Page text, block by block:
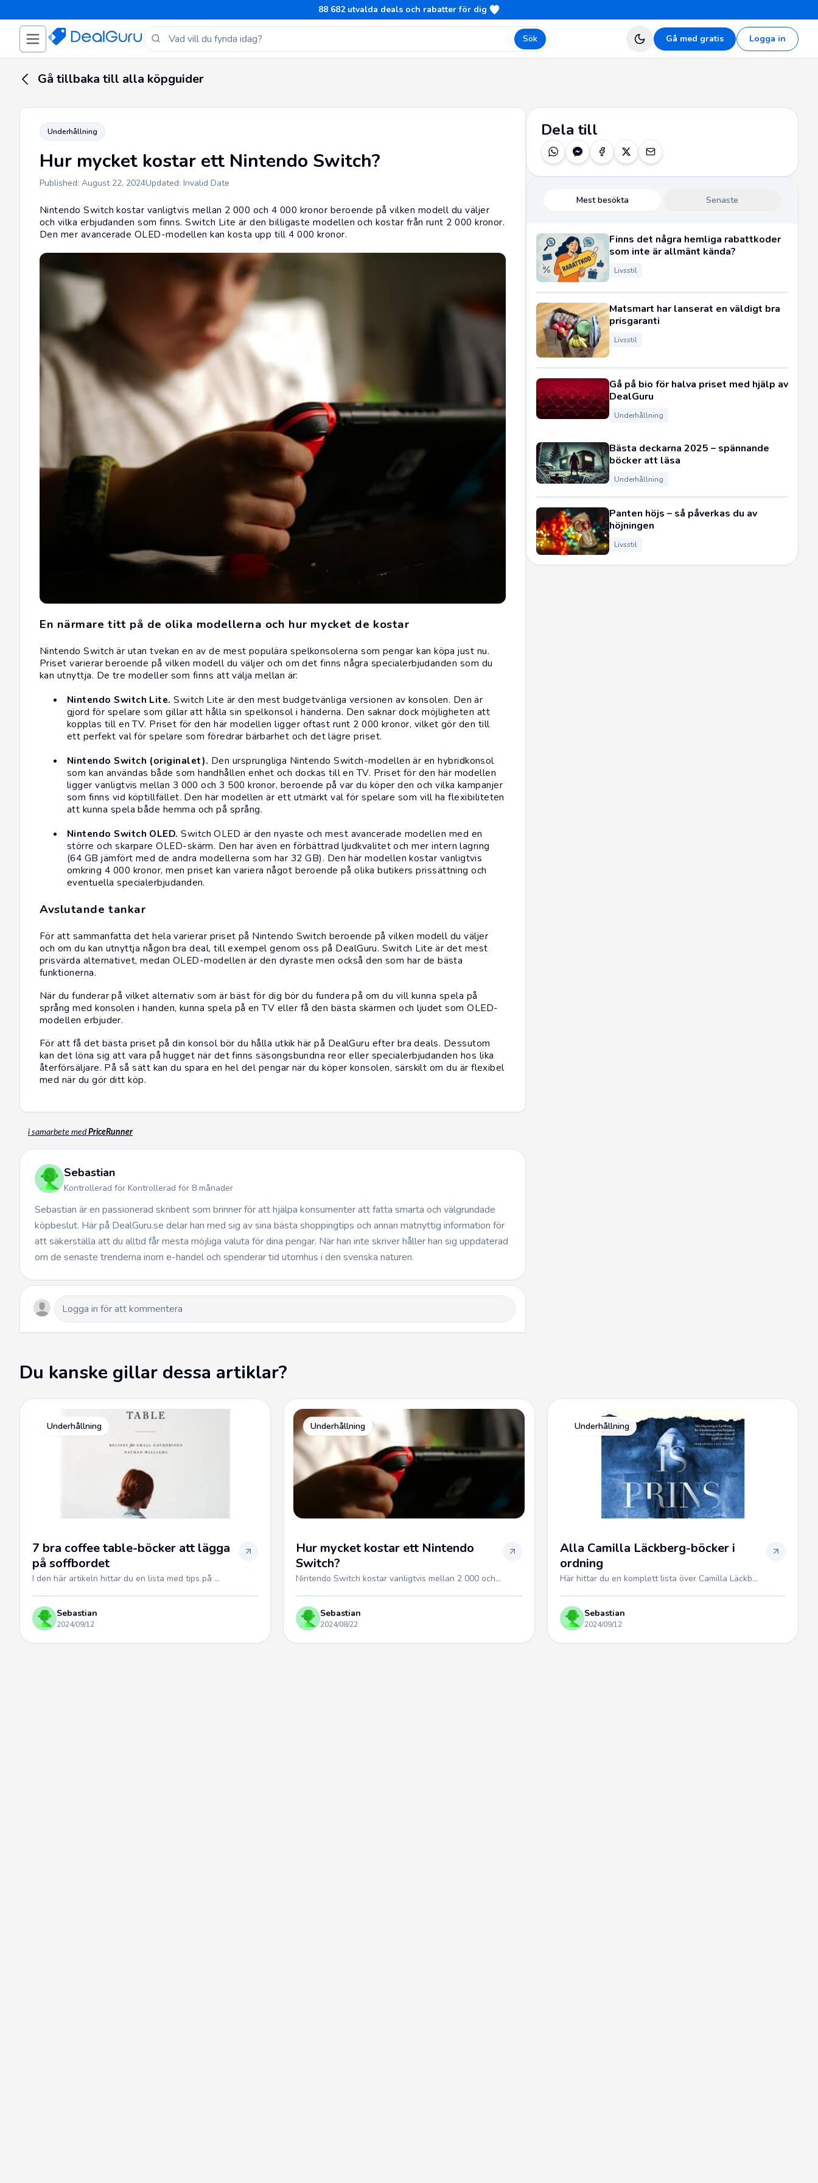
88 682 utvalda deals och rabatter för dig
Sök Gå med gratis Logga in
Gå tillbaka till alla köpguider
Underhållning
Hur mycket kostar ett Nintendo Switch?
Published: August 22, 2024Updated: Invalid Date
Nintendo Switch kostar vanligtvis mellan 2 000 och 4 000 kronor beroende på vilken modell du väljer
och vilka erbjudanden som finns. Switch Lite är den billigaste modellen och kostar från runt 2 000 kronor.
Den mer avancerade OLED-modellen kan kosta upp till 4 000 kronor.
En närmare titt på de olika modellerna och hur mycket de kostar
Nintendo Switch är utan tvekan en av de mest populära spelkonsolerna som pengar kan köpa just nu.
Priset varierar beroende på vilken modell du väljer och om det finns några specialerbjudanden som du
kan utnyttja. De tre modeller som finns att välja mellan är:
Nintendo Switch Lite. Switch Lite är den mest budgetvänliga versionen av konsolen. Den är
gjord för spelare som gillar att hålla sin spelkonsol i händerna. Den saknar dock möjligheten att
kopplas till en TV. Priset för den här modellen ligger oftast runt 2 000 kronor, vilket gör den till
ett perfekt val för spelare som föredrar bärbarhet och det lägre priset.
Nintendo Switch (originalet). Den ursprungliga Nintendo Switch-modellen är en hybridkonsol
som kan användas både som handhållen enhet och dockas till en TV. Priset för den här modellen
ligger vanligtvis mellan 3 000 och 3 500 kronor, beroende på var du köper den och vilka kampanjer
som finns vid köptillfället. Den här modellen är ett utmärkt val för spelare som vill ha flexibiliteten
att kunna spela både hemma och på språng.
Nintendo Switch OLED. Switch OLED är den nyaste och mest avancerade modellen med en
större och skarpare OLED-skärm. Den har även en förbättrad ljudkvalitet och mer intern lagring
(64 GB jämfört med de andra modellerna som har 32 GB). Den här modellen kostar vanligtvis
omkring 4 000 kronor, men priset kan variera något beroende på olika butikers prissättning och
eventuella specialerbjudanden.
Avslutande tankar
För att sammanfatta det hela varierar priset på Nintendo Switch beroende på vilken modell du väljer
och om du kan utnyttja någon bra deal, till exempel genom oss på DealGuru. Switch Lite är det mest
prisvärda alternativet, medan OLED-modellen är den dyraste men också den som har de bästa
funktionerna.
När du funderar på vilket alternativ som är bäst för dig bör du fundera på om du vill kunna spela på
språng med konsolen i handen, kunna spela på enTV eller få den bästa skärmen och ljudet som OLED-
modellen erbjuder.
För att få det bästa priset på din konsol bör du hålla utkik här på DealGuru efter bra deals. Dessutom
kan det löna sig att vara på hugget när det finns säsongsbundna reor eller specialerbjudanden hos lika
återförsäljare. På så sätt kan du spara en hel del pengar när du köper konsolen, särskilt om du är flexibel
med när du gör ditt köp.
i samarbete medPriceRunner
Sebastian
Kontrollerad för Kontrollerad för 8 månader
Sebastian är en passionerad skribent som brinner för att hjälpa konsumenter att fatta smarta och välgrundade
köpbeslut. Här på DealGuru.se delar han med sig av sina bästa shoppingtips och annan matnyttig information för
att säkerställa att du alltid får mesta möjliga valuta för dina pengar. När han inte skriver håller han sig uppdaterad
om de senaste trenderna inom e-handel och spenderar tid utomhus i den svenska naturen.
Dela till
Mest besökta Senaste
Finns det några hemliga rabattkoder
som inte är allmänt kända?
Livsstil
Matsmart har lanserat en väldigt bra
prisgaranti
Livsstil
Gå på bio för halva priset med hjälp av
DealGuru
Underhållning
Bästa deckarna 2025 – spännande
böcker att läsa
Underhållning
Panten höjs – så påverkas du av
höjningen
Livsstil
Du kanske gillar dessa artiklar?
Underhållning
7 bra coffee table-böcker att lägga
på soffbordet
I den här artikeln hittar du en lista med tips på ...
Sebastian
2024/09/12
Underhållning
Hur mycket kostar ett Nintendo
Switch?
Nintendo Switch kostar vanligtvis mellan 2 000 och...
Sebastian
2024/08/22
Underhållning
Alla Camilla Läckberg-böcker i
ordning
Här hittar du en komplett lista över Camilla Läckb...
Sebastian
2024/09/12